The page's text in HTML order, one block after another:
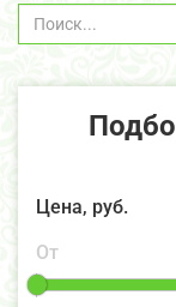
Цена, руб.
От